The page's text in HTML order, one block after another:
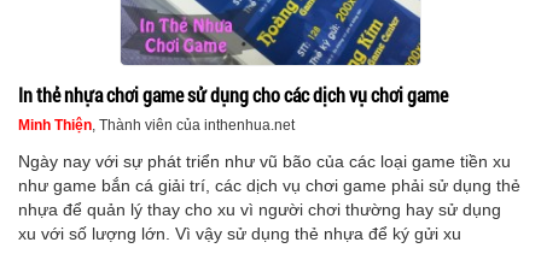
In thẻ nhựa chơi game sử dụng cho các dịch vụ chơi game
Minh Thiện, Thành viên của inthenhua.net
Ngày nay với sự phát triển như vũ bão của các loại game tiền xu
như game bắn cá giải trí, các dịch vụ chơi game phải sử dụng thẻ
nhựa để quản lý thay cho xu vì người chơi thường hay sử dụng
xu với số lượng lớn. Vì vậy sử dụng thẻ nhựa để ký gửi xu